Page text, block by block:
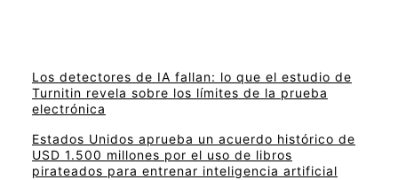
Los detectores de IA fallan: lo que el estudio de
Turnitin revela sobre los límites de la prueba
electrónica
Estados Unidos aprueba un acuerdo histórico de
USD 1.500 millones por el uso de libros
pirateados para entrenar inteligencia artificial